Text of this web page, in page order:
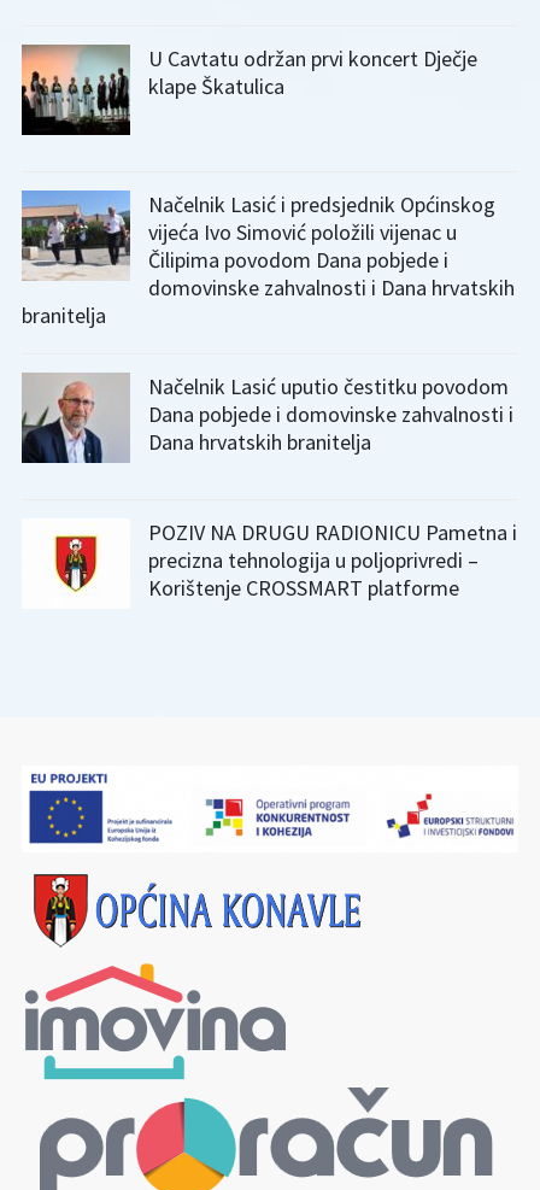
U Cavtatu održan prvi koncert Dječje
klape Škatulica
Načelnik Lasić i predsjednik Općinskog
vijeća Ivo Simović položili vijenac u
Čilipima povodom Dana pobjede i
domovinske zahvalnosti i Dana hrvatskih
branitelja
Načelnik Lasić uputio čestitku povodom
Dana pobjede i domovinske zahvalnosti i
Dana hrvatskih branitelja
POZIV NA DRUGU RADIONICU Pametna i
precizna tehnologija u poljoprivredi –
Korištenje CROSSMART platforme